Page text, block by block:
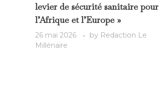
levier de sécurité sanitaire pour
l’Afrique et l’Europe »
26 mai 2026 by Redaction Le
Millénaire